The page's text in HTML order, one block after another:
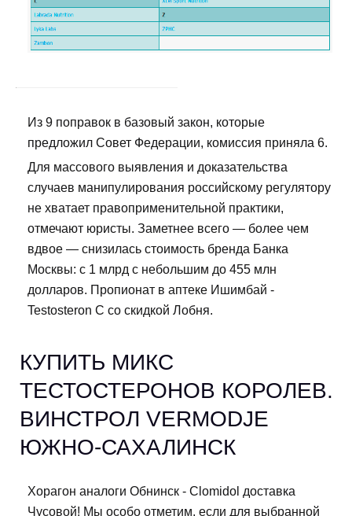
Из 9 поправок в базовый закон, которые
предложил Совет Федерации, комиссия приняла 6.
Для массового выявления и доказательства
случаев манипулирования российскому регулятору
не хватает правоприменительной практики,
отмечают юристы. Заметнее всего — более чем
вдвое — снизилась стоимость бренда Банка
Москвы: с 1 млрд с небольшим до 455 млн
долларов. Пропионат в аптеке Ишимбай -
Testosteron C со скидкой Лобня.
КУПИТЬ МИКС
ТЕСТОСТЕРОНОВ КОРОЛЕВ.
ВИНСТРОЛ VERMODJE
ЮЖНО-САХАЛИНСК
Хорагон аналоги Обнинск - Clomidol доставка
Чусовой! Мы особо отметим, если для выбранной